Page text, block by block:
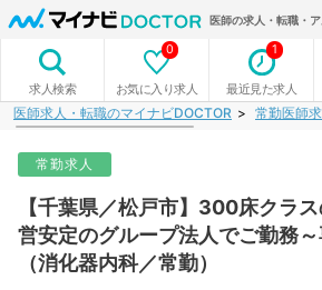
医師の求人・転職・
求人検索 お気に入り求人
0
最近見た求人
1
医師求人・転職のマイナビDOCTOR 常勤医師
常勤求人
【千葉県／松戸市】300床クラ
営安定のグループ法人でご勤務
（消化器内科／常勤）